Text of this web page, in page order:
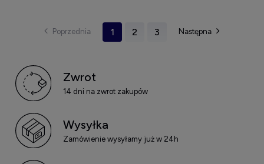
1 2 3
Zwrot
14 dni na zwrot zakupów
Wysyłka
Zamówienie wysyłamy już w 24h